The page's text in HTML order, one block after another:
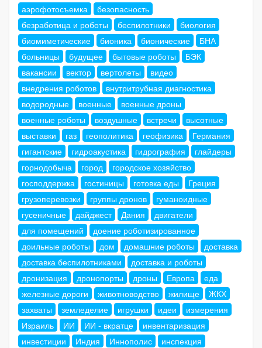
аэрофотосъемка
безопасность
безработица и роботы
беспилотники
биология
биомиметические
бионика бионические
БНА
больницы
будущее бытовые роботы
БЭК
вакансии
вектор вертолеты
видео
внедрения роботов
внутритрубная диагностика
водородные
военные
военные дроны
военные роботы
воздушные встречи
высотные
выставки
газ геополитика геофизика
Германия
гигантские
гидроакустика гидрография
глайдеры
горнодобыча
город
городское хозяйство
господдержка
гостиницы готовка еды
Греция
грузоперевозки
группы дронов
гуманоидные
гусеничные
дайджест Дания
двигатели
для помещений
доение роботизированное
доильные роботы
дом домашние роботы
доставка
доставка беспилотниками
доставка и роботы
дронизация
дронопорты дроны Европа
еда
железные дороги
животноводство жилище
ЖКХ
захваты
земледелие игрушки идеи
измерения
Израиль
ИИ ИИ - вкратце
инвентаризация
инвестиции
Индия Иннополис
инспекция